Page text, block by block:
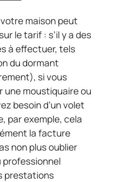
maison peut
le tarif : s’il y a des
à effectuer, tels
du dormant
si vous
moustiquaire ou
besoin d’un volet
par exemple, cela
la facture
non plus oublier
professionnel
prestations